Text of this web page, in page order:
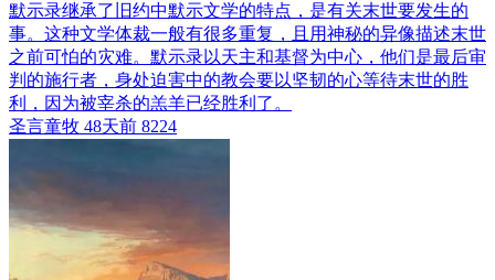
默示录继承了旧约中默示文学的特点，是有关末世要发生的
事。这种文学体裁一般有很多重复，且用神秘的异像描述末世
之前可怕的灾难。默示录以天主和基督为中心，他们是最后审
判的施行者，身处迫害中的教会要以坚韧的心等待末世的胜
利，因为被宰杀的羔羊已经胜利了。
圣言童牧 48天前 8224